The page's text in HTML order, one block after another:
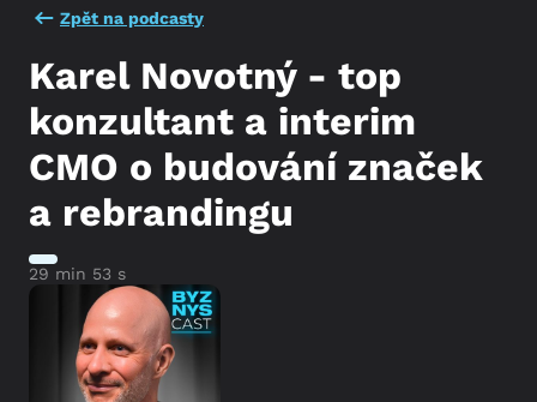
Zpět na podcasty
Karel Novotný - top
konzultant a interim
CMO o budování značek
a rebrandingu
29 min 53 s